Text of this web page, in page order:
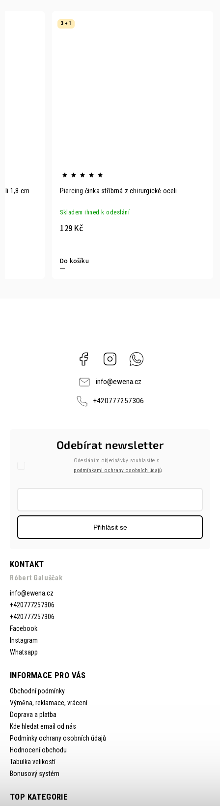
1,8 cm
3 + 1
Piercing činka stříbrná z chirurgické oceli
Skladem ihned k odeslání
129 Kč
Do košíku
Facebook Instagram
info@ewena.cz
+420777257306
KONTAKT
Róbert Galuščak
info@ewena.cz
+420777257306
+420777257306
Facebook
Instagram
Whatsapp
INFORMACE PRO VÁS
Obchodní podmínky
Výměna, reklamace, vrácení
Doprava a platba
Kde hledat email od nás
Podmínky ochrany osobních údajů
Hodnocení obchodu
Tabulka velikostí
Bonusový systém
Odebírat newsletter
Odesláním objednávky souhlasíte s
podmínkami ochrany osobních údajů
Přihlásit se
TOP KATEGORIE